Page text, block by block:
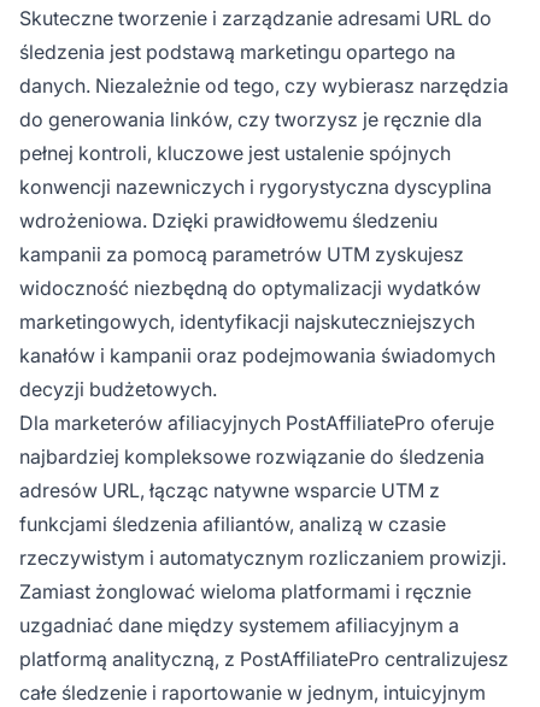
Skuteczne tworzenie i zarządzanie adresami URL do
śledzenia jest podstawą marketingu opartego na
danych. Niezależnie od tego, czy wybierasz narzędzia
do generowania linków, czy tworzysz je ręcznie dla
pełnej kontroli, kluczowe jest ustalenie spójnych
konwencji nazewniczych i rygorystyczna dyscyplina
wdrożeniowa. Dzięki prawidłowemu śledzeniu
kampanii za pomocą parametrów UTM zyskujesz
widoczność niezbędną do optymalizacji wydatków
marketingowych, identyfikacji najskuteczniejszych
kanałów i kampanii oraz podejmowania świadomych
decyzji budżetowych.
Dla marketerów afiliacyjnych PostAffiliatePro oferuje
najbardziej kompleksowe rozwiązanie do śledzenia
adresów URL, łącząc natywne wsparcie UTM z
funkcjami śledzenia afiliantów, analizą w czasie
rzeczywistym i automatycznym rozliczaniem prowizji.
Zamiast żonglować wieloma platformami i ręcznie
uzgadniać dane między systemem afiliacyjnym a
platformą analityczną, z PostAffiliatePro centralizujesz
całe śledzenie i raportowanie w jednym, intuicyjnym